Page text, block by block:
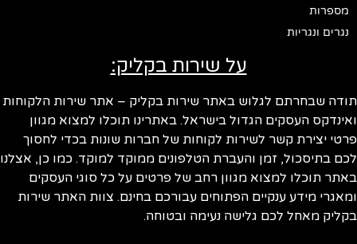
מספרות
נגרים ונגריות
על שירות בקליק:
שבחרתם לגלוש באתר שירות בקליק – אתר שירות הלקוחות
העסקים הגדול בישראל. באתרינו תוכלו למצוא מגוון
יצירת קשר לשירות לקוחות של חברות שונות בכדי לחסוך
בתיסכול, זמן והעברת הטלפונים ממוקד למוקד. כמו כן, אצלנו
תוכלו למצוא מגוון רחב של פרטים על כל סוגי העסקים
מידע ענקיים הפתוחים עבורכם בחינם. צוות האתר שירות
מאחל לכם גלישה נעימה ובטוחה.